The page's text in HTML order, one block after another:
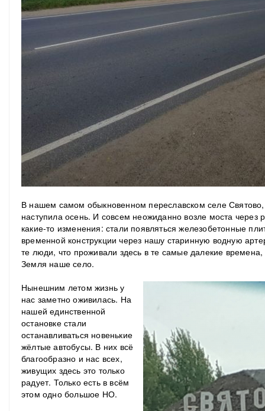
В нашем самом обыкновенном переславском селе
наступила осень. И совсем неожиданно возле моста
какие-то изменения: стали появляться железобетонные
временной конструкции через нашу старинную водную
те люди, что проживали здесь в те самые далекие времена,
Земля наше село.
Нынешним летом жизнь у
нас заметно оживилась. На
нашей единственной
остановке стали
останавливаться новенькие
жёлтые автобусы. В них всё
благообразно и нас всех,
живущих здесь это только
радует. Только есть в всём
этом одно большое НО.